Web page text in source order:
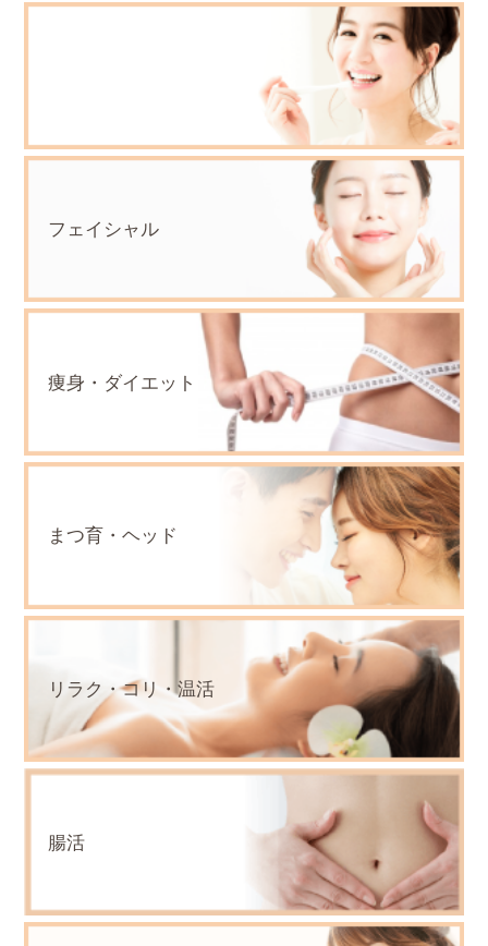
フェイシャル
痩身・ダイエット
まつ育・ヘッド
リラク・コリ・温活
腸活